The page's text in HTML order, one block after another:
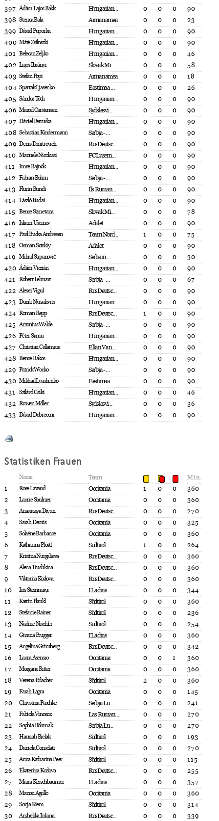
397 Ádám Lajos Bakk Hungarian... 0 0 0
90
398 Sterica Bala Armanamea 0 0 0
23
399 Dávid Puporka Hungarian... 0 0 0
90
400 Máté Zsilnszki Hungarian... 0 0 0
90
401 Belecan Zeljko Hungarian... 0 0 0
46
402 Lajos Ibrányi Slovak Mi... 0 0 0
58
403 Stefan Popi Armanamea 0 0 0
18
404 Spartak Ljasenko Eestimaa ... 0 0 0
26
405 Sándor Tóth Hungarian... 0 0 0
90
406 Marcel Carstensen Sydslesvi... 0 0 0
90
407 Dániel Petruska Hungarian... 0 0 0
90
408 Sebastian Kindermann Serbja - ... 0 0 0
90
409 Denis Dmitrovich RusDeutsc... 0 0 0
90
410 Manuele Nicolussi FC Lusern... 0 0 0
90
411
Imre Bajnók Hungarian... 0 0 0
90
412 Fabian Böhm Serbja - ... 0 0 0
90
413 Flurin Bundi Ils Ruman... 0 0 0
90
414 Làszlò Budai Hungarian... 0 0 0
90
415 Bence Szmetana Slovak Mi... 0 0 0
78
416 Isliam Useinov Adalet 0 0 0
90
417 Paul Bucka Andresen Team Nord... 1 0 0
75
418 Osman Sotskiy Adalet 0 0 0
90
419 Mihail Stipanović Serbs in ... 0 0 0
30
420 Ádám Viczián Hungarian... 0 0 0
90
421 Robert Lehnart Serbja - ... 0 0 0
67
422 Alexei Vigul RusDeutsc... 0 0 0
90
423 Donát Nyisalovits Hungarian... 0 0 0
90
424 Roman Repp RusDeutsc... 1 0 0
90
425 Antonius Walde Serbja - ... 0 0 0
90
426 Péter Samu Hungarian... 0 0 0
90
427 Christian Cellamare Ellan Van... 0 0 0
90
428 Bence Bakos Hungarian... 0 0 0
90
429 Patrick Wocko Serbja - ... 0 0 0
90
430 Mikhail Lyashenko Eestimaa ... 0 0 0
90
431 Szilárd Csiki Hungarian... 0 0 0
46
432 Ruwen Möller Sydslesvi... 0 0 0
36
433 Dávid Debreceni Hungarian... 0 0 0 90
Statistiken Frauen
Name Team
Min.
1
Rose Lavaud Occitania 1 0 0
360
2
Laurie Saulnier Occitania 0 0 0
360
3
Anastasiya Diyun RusDeutsc... 0 0 0
270
4
Sarah Dernis Occitania 0 0 0
325
5
Solaéne Barbance Occitania 0 0 0
360
6
Katharina Pföstl Südtirol 1 0 0
264
7
Kristina Nurgalieva RusDeutsc... 0 0 0
360
8
Alena Trushkina RusDeutsc... 0 0 0
360
9
Viktoriia Kozlova RusDeutsc... 0 0 0
360
10
Iris Steinmayr I Ladins 0 0 0
344
11
Katrin Plankl Südtirol 0 0 0
360
12
Stefanie Rainer Südtirol 0 0 0
236
13
Nadine Nischler Südtirol 0 0 0
254
14
Giuana Prugger I Ladins 0 0 0
360
15
Angelina Grimberg RusDeutsc... 0 0 0
342
16
Laura Asensio Occitania 0 0 1
360
17
Morgane Ritter Occitania 0 0 0
360
18
Verena Erlacher Südtirol 2 0 0
360
19
Farah Lagra Occitania 0 0 0
145
20
Chrystina Paschke Serbja Lu... 0 0 0
241
21
Fabiola Vincenz Las Ruman... 0 0 0
270
22
Sophia Böhmak Serbja Lu... 0 0 0
270
23
Hannah Bielak Südtirol 0 0 0
193
24
Daniela Consolati Südtirol 0 0 0
270
25
Anna Katharina Peer Südtirol 0 0 0
115
26
Ekaterina Kozlova RusDeutsc... 0 0 0
255
27
Maria Kerschbaumer I Ladins 0 0 0
357
28
Manon Agullo Occitania 0 0 0
360
29
Sonja Kiem Südtirol 0 0 0
314
30
Anzhelika Irikina RusDeutsc... 0 0 0
339